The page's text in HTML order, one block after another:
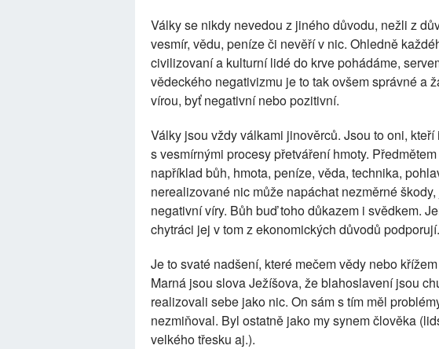
Války se nikdy nevedou z jiného důvodu, nežli z
vesmír, vědu, peníze či nevěří v nic. Ohledně
civilizovaní a kulturní lidé do krve pohádáme,
vědeckého negativizmu je to tak ovšem správné a
vírou, byť negativní nebo pozitivní.
Války jsou vždy válkami jinověrců. Jsou to oni,
s vesmírnými procesy přetváření hmoty.
například bůh, hmota, peníze, věda, technika,
nerealizované nic může napáchat nezměrné
negativní víry. Bůh buď toho důkazem i svědkem.
chytráci jej v tom z ekonomických důvodů podporují.
Je to svaté nadšení, které mečem vědy nebo
Marná jsou slova Ježíšova, že blahoslavení jsou
realizovali sebe jako nic. On sám s tím měl
nezmiňoval. Byl ostatně jako my synem člověka
velkého třesku aj.).